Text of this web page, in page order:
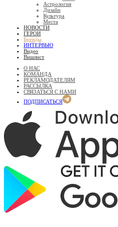
Астрология
Дизайн
Культура
Места
НОВОСТИ
ГЕРОИ
Бренды
ИНТЕРВЬЮ
Видео
Вишлист
О НАС
КОМАНДА
РЕКЛАМОДАТЕЛЯМ
РАССЫЛКА
СВЯЗАТЬСЯ С НАМИ
ПОДПИСАТЬСЯ